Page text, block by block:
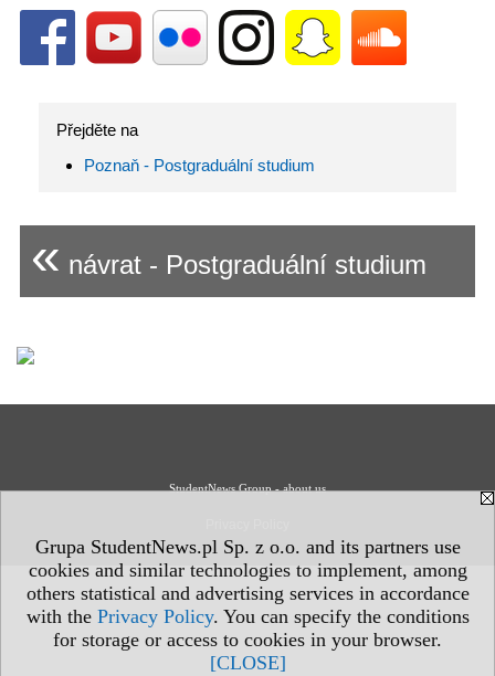
Grupa StudentNews.pl Sp. z o.o. and its partners use
cookies and similar technologies to implement, among
others statistical and advertising services in accordance
with the Privacy Policy. You can specify the conditions
for storage or access to cookies in your browser.
[CLOSE]
Přejděte na
Poznaň - Postgraduální studium
« návrat - Postgraduální studium
StudentNews Group - about us